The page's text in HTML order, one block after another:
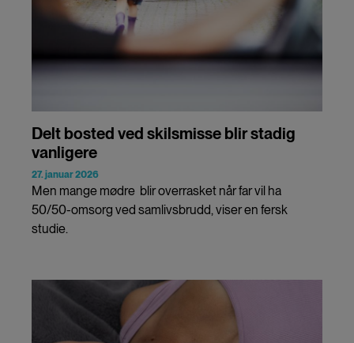
Delt bosted ved skilsmisse blir stadig
vanligere
27. januar 2026
Men mange mødre blir overrasket når far vil ha
50/50-omsorg ved samlivsbrudd, viser en fersk
studie.